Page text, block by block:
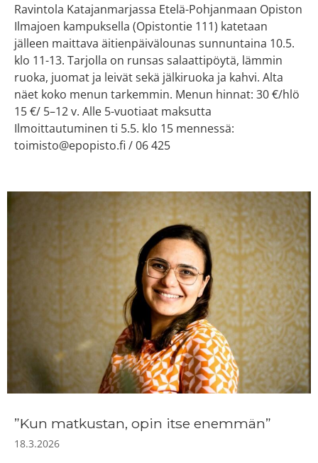
Ravintola Katajanmarjassa Etelä-Pohjanmaan Opiston
Ilmajoen kampuksella (Opistontie 111) katetaan
jälleen maittava äitienpäivälounas sunnuntaina 10.5.
klo 11-13. Tarjolla on runsas salaattipöytä, lämmin
ruoka, juomat ja leivät sekä jälkiruoka ja kahvi. Alta
näet koko menun tarkemmin. Menun hinnat: 30 €/hlö
15 €/ 5–12 v. Alle 5-vuotiaat maksutta
Ilmoittautuminen ti 5.5. klo 15 mennessä:
toimisto@epopisto.fi / 06 425
”Kun matkustan, opin itse enemmän”
18.3.2026